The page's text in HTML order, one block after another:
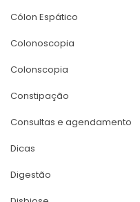
Cólon Espático
Colonoscopia
Colonscopia
Constipação
Consultas e agendamento
Dica
Digestão